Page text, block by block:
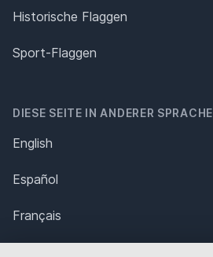
Historische Flaggen
Sport-Flaggen
DIESE SEITE IN ANDERER SPRACHE
English
Español
Français